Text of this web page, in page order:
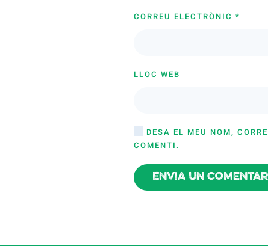
CORREU ELECTRÒNIC *
LLOC WEB
DESA EL MEU NOM,
COMENTI.
Envia un